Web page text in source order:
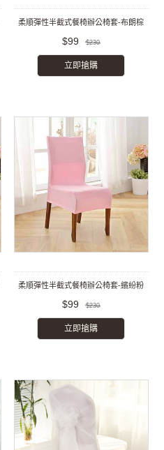
柔順彈性半截式餐椅辦公椅套-布朗棕
$99 $230
立即搶購
柔順彈性半截式餐椅辦公椅套-繽紛粉
$99 $230
立即搶購